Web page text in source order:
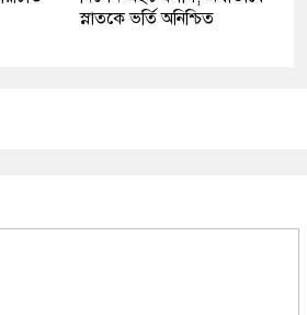
স্নাতকে ভর্তি অনিশ্চিত